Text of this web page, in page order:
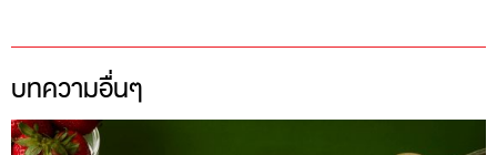
บทความอื่นๆ